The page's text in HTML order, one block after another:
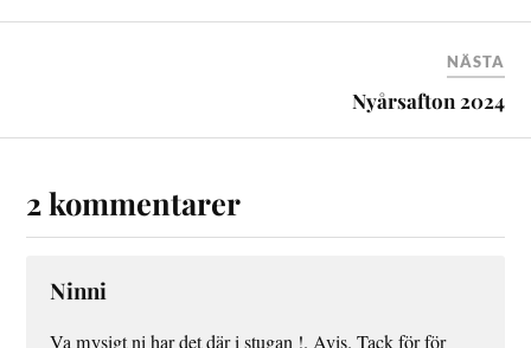
NÄSTA
Nyårsafton 2024
2 kommentarer
Ninni
Va mysigt ni har det där i stugan !. Avis. Tack för för